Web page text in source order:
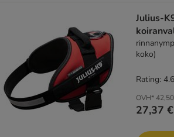
Julius-
koko)
OVH*
27,37 €
Rating: